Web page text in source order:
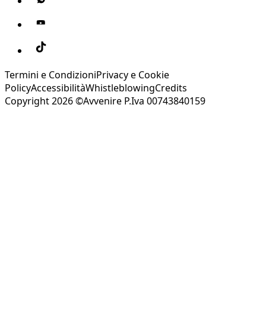
Termini e CondizioniPrivacy e Cookie
PolicyAccessibilitàWhistleblowingCredits
Copyright 2026 ©Avvenire P.Iva 00743840159